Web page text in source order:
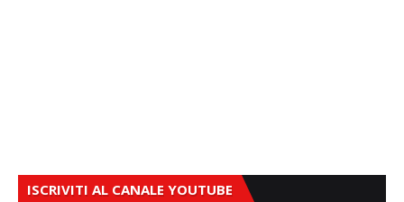
ISCRIVITI AL CANALE YOUTUBE